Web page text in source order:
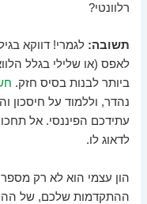
רלוונטי?
תשובה: לגמרי! דווקא
לאפס (או שלילי בגלל
ביותר לבנות בסיס חזק.
נהדר, וללמוד על חיסכון
עתידכם הפיננסי. אל
לדאוג לו.
הון עצמי הוא לא רק
ההתקדמות שלכם, של